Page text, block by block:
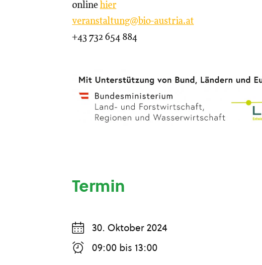
online hier
veranstaltung@bio-austria.at
+43 732 654 884
Termin
30. Oktober 2024
09:00 bis 13:00